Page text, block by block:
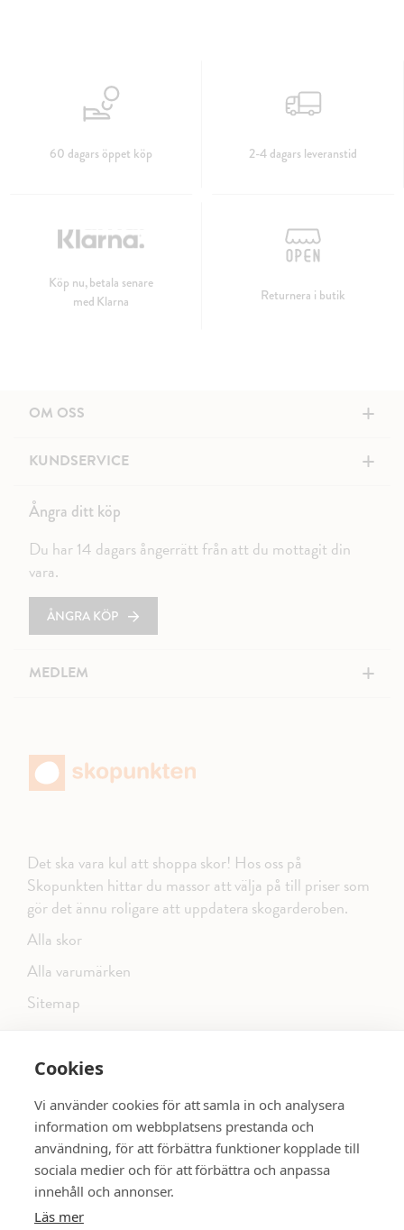
Cookies
Vi använder cookies för att samla in och analysera
information om webbplatsens prestanda och
användning, för att förbättra funktioner kopplade till
sociala medier och för att förbättra och anpassa
innehåll och annonser.
Läs mer
60 dagars öppet köp 2-4 dagars leveranstid
Köp nu, betala senare
med Klarna
Returnera i butik
OM OSS +
KUNDSERVICE +
Ångra ditt köp
Du har 14 dagars ångerrätt från att du mottagit din
vara.
ÅNGRA KÖP
MEDLEM +
Det ska vara kul att shoppa skor! Hos oss på
Skopunkten hittar du massor att välja på till priser som
gör det ännu roligare att uppdatera skogarderoben.
Alla skor
Alla varumärken
Sitemap
FÖLJ OSS PÅ SOCIALA MEDIER
SE MER SKOR: dinsko.se